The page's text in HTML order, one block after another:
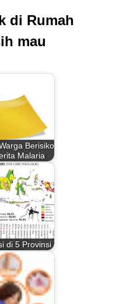
di Rumah
mau
Berisiko
Malaria
di 5 Provinsi